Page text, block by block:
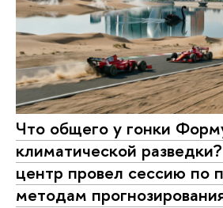
Что общего у гонки
климатической
центр провел сессию по
методам